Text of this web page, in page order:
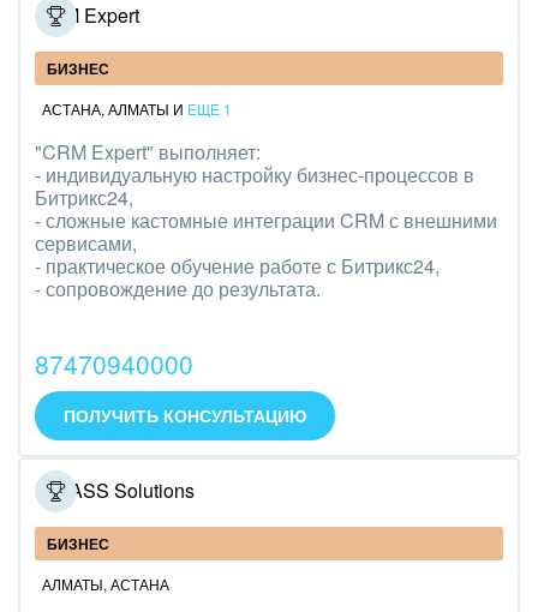
CRM Expert
БИЗНЕС
АСТАНА, АЛМАТЫ И ЕЩЕ 1
"CRM Expert" выполняет:
- индивидуальную настройку бизнес-процессов в
Битрикс24,
- сложные кастомные интеграции CRM с внешними
сервисами,
- практическое обучение работе с Битрикс24,
- сопровождение до результата.
87470940000
ПОЛУЧИТЬ КОНСУЛЬТАЦИЮ
IT DASS Solutions
БИЗНЕС
АЛМАТЫ, АСТАНА